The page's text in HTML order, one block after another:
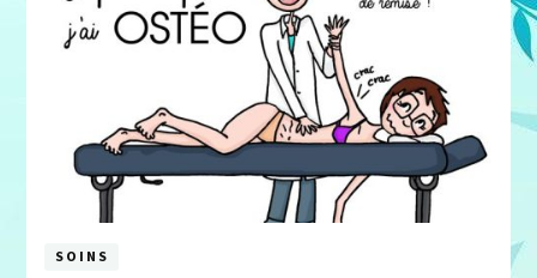
mieux
dans
SOINS